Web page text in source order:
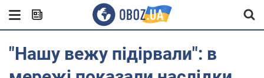
"Нашу вежу підірвали": в